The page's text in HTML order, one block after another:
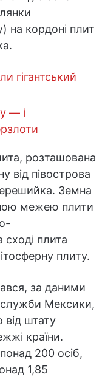
на кордоні плит
гігантський
— і
розташована
від півострова
Земна
межею плити
сході плита
плиту.
за даними
служби Мексики,
від штату
країни.
200 осіб,
1,85